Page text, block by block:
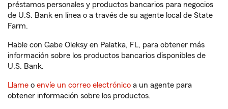
préstamos personales y productos bancarios para negocios
de U.S. Bank en línea o a través de su agente local de State
Farm.
Hable con Gabe Oleksy en Palatka, FL, para obtener más
información sobre los productos bancarios disponibles de
U.S. Bank.
Llame o envíe un correo electrónico a un agente para
obtener información sobre los productos.